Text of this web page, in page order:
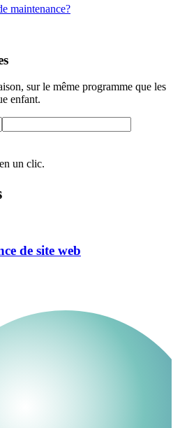
maintenance?
sur le même programme que les
enfant.
un clic.
de site web